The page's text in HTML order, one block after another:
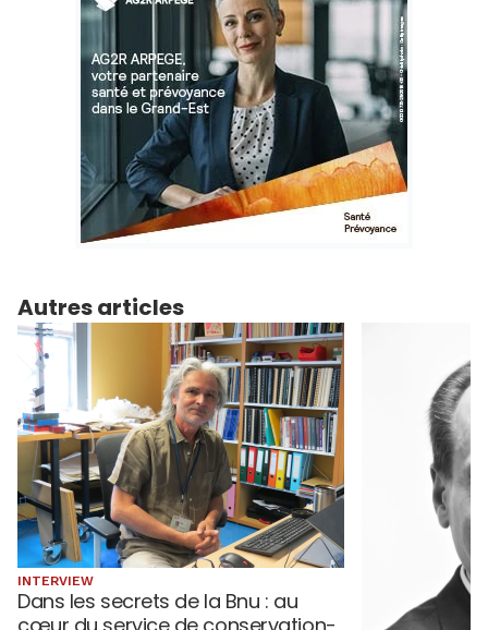
Autres articles
INTERVIEW
Dans les secrets de la Bnu : au